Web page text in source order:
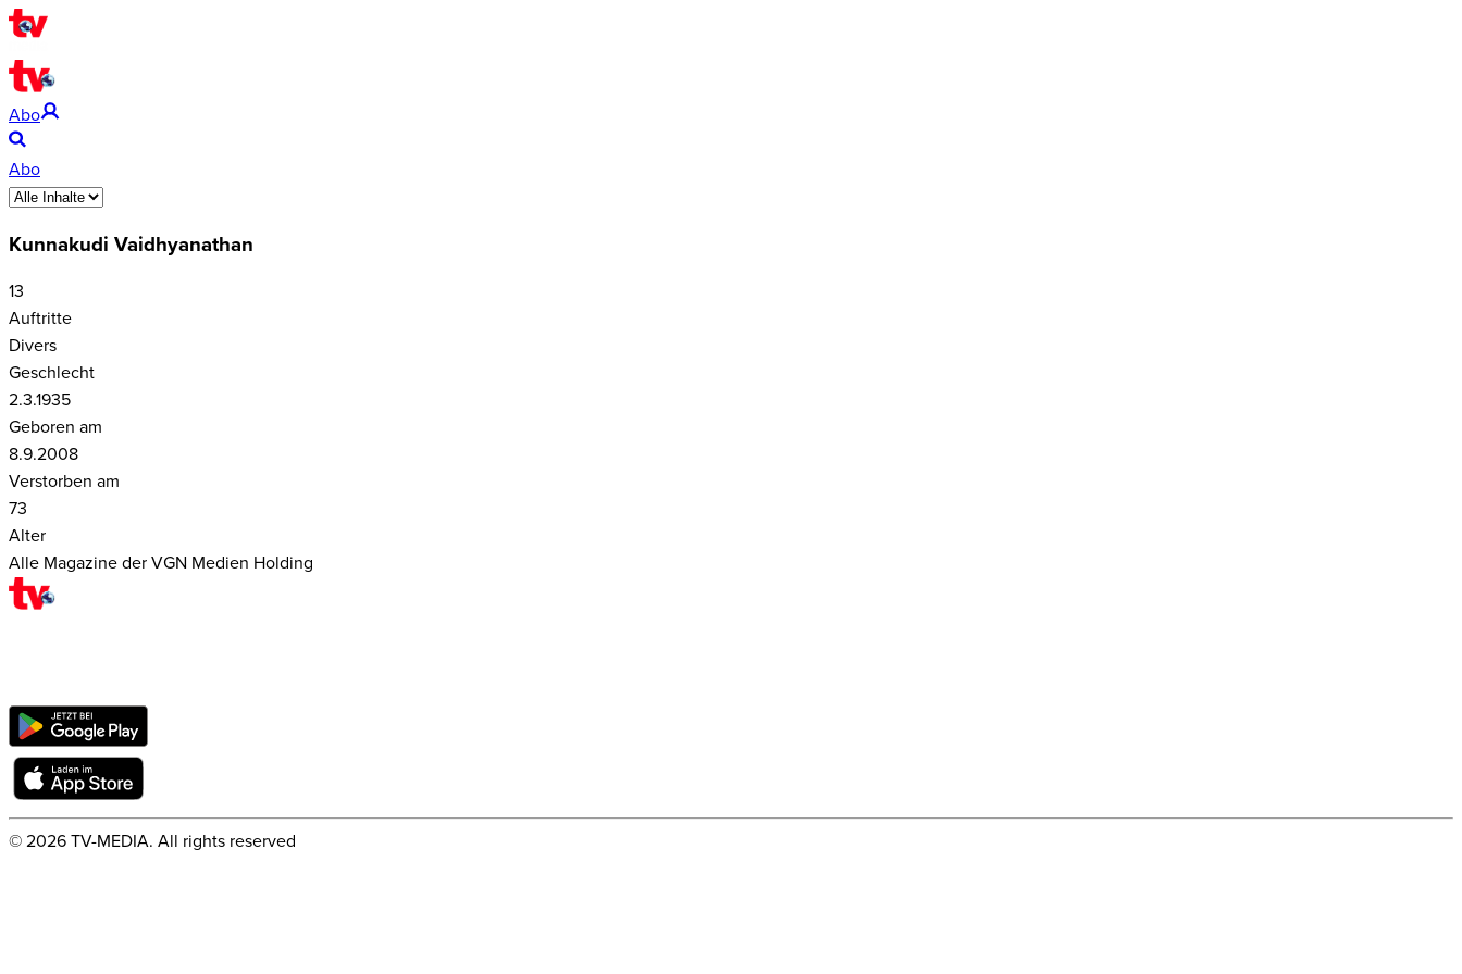
Abo
Abo
Kunnakudi Vaidhyanathan
13
Auftritte
Divers
Geschlecht
2.3.1935
Geboren am
8.9.2008
Verstorben am
73
Alter
Alle Magazine der VGN Medien Holding
© 2026 TV-MEDIA. All rights reserved